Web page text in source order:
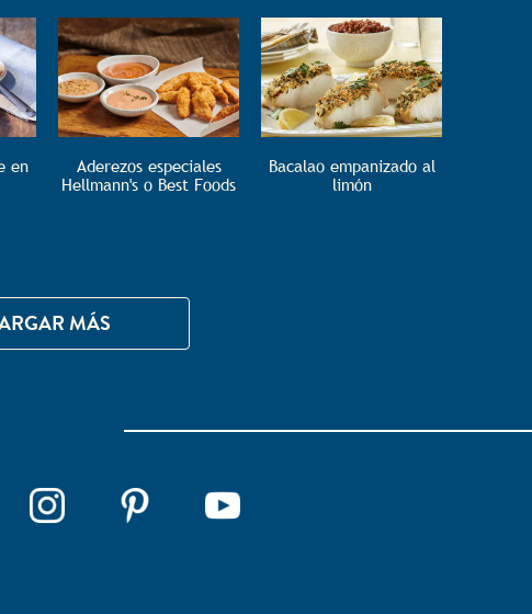
en
Aderezos especiales
Hellmann's o Best Foods
Bacalao empanizado al
limón
MÁS